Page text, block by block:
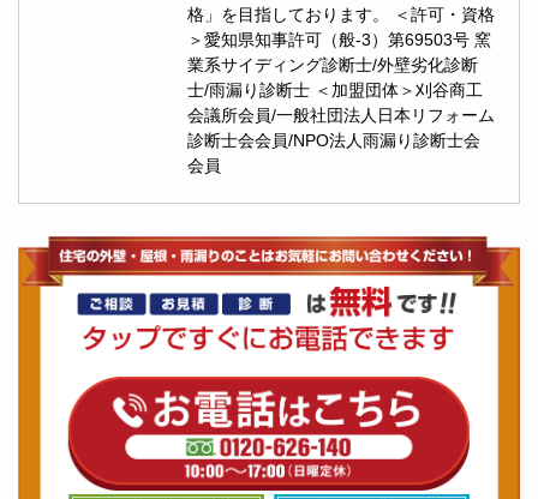
格」を目指しております。 ＜許可・資格
＞愛知県知事許可（般-3）第69503号 窯
業系サイディング診断士/外壁劣化診断
士/雨漏り診断士 ＜加盟団体＞刈谷商工
会議所会員/一般社団法人日本リフォーム
診断士会会員/NPO法人雨漏り診断士会
会員